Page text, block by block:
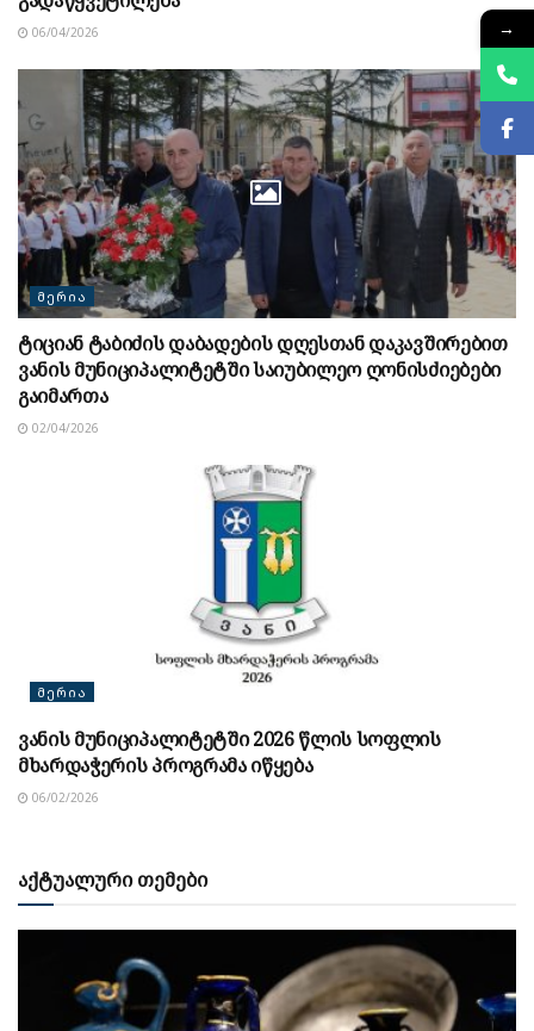
06/04/2026
ᲛᲔᲠᲘᲐ
ტიციან ტაბიძის დაბადების დღესთან დაკავშირებით
ვანის მუნიციპალიტეტში საიუბილეო ღონისძიებები
გაიმართა
02/04/2026
ᲛᲔᲠᲘᲐ
ვანის მუნიციპალიტეტში 2026 წლის სოფლის
მხარდაჭერის პროგრამა იწყება
06/02/2026
აქტუალური თემები
→